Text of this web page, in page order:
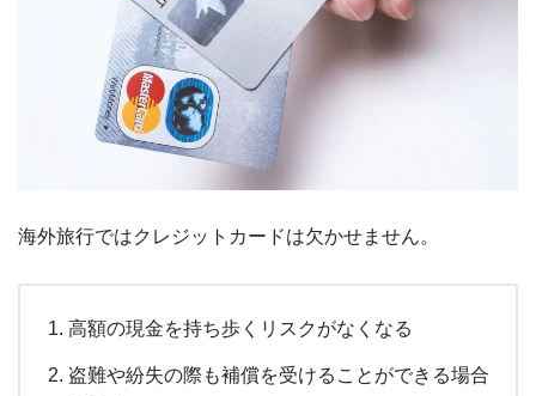
海外旅行ではクレジットカードは欠かせません。
高額の現金を持ち歩くリスクがなくなる
盗難や紛失の際も補償を受けることができる場合